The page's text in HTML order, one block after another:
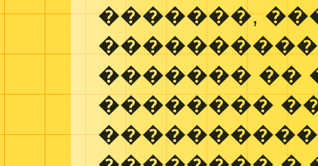
�������,
������� ��
��������